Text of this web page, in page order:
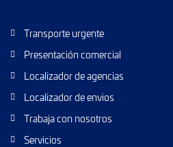
Transporte urgente
Presentación comercial
Localizador de agencias
Localizador de envios
Trabaja con nosotros
Servicios